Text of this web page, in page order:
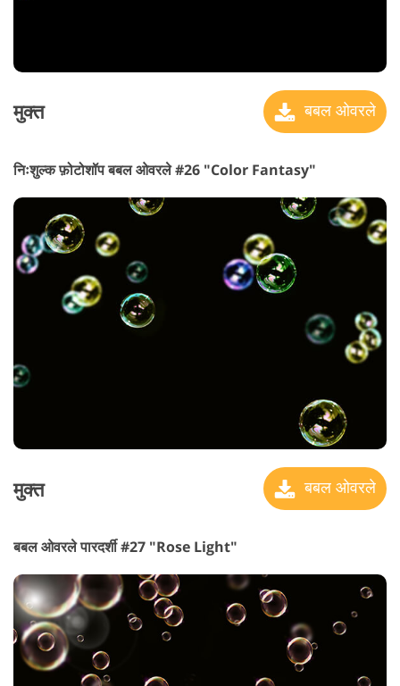
मुक्त बबल ओवरले
निःशुल्क फ़ोटोशॉप बबल ओवरले #26 "Color Fantasy"
मुक्त बबल ओवरले
बबल ओवरले पारदर्शी #27 "Rose Light"